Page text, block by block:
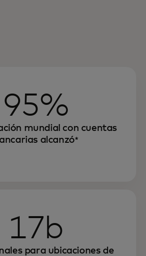
95%
mundial con cuentas
alcanzó*
17b
para ubicaciones de